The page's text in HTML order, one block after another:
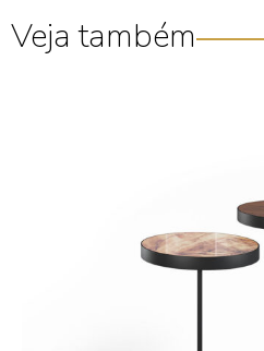
Veja também